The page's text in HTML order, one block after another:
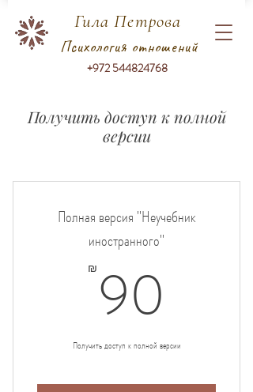
+972 544824768
Гила Петрова
Психология отношений
Получить доступ к полной
версии
Полная версия "Неучебник
иностранного"
₪ 90
Получить доступ к полной версии